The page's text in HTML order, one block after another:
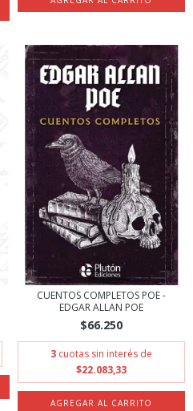
CUENTOS COMPLETOS POE -
EDGAR ALLAN POE
$66.250
3 cuotas sin interés de
$22.083,33